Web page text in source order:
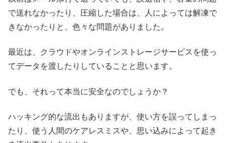
で送れなかったり、圧縮した場合は、人によっては解凍で
きなかったりと、色々な問題がありました。
最近は、クラウドやオンラインストレージサービスを使っ
てデータを渡したりしていることと思います。
でも、それって本当に安全なのでしょうか？
ハッキング的な流出もありますが、使い方を誤ってしまっ
たり、使う人間のケアレスミスや、思い込みによって起き